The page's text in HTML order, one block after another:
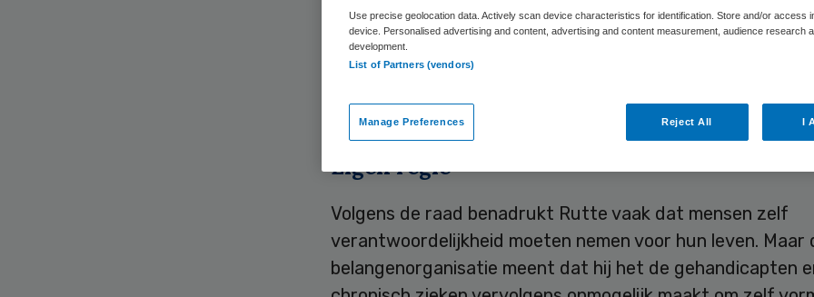
Gehandicapten en chronisch zieken zijn extra de dupe van
bezuinigingen van het kabinet. Dat heeft de CG-Raad, die
premier Rutte geschreven.
Eigen regie
Volgens de raad benadrukt Rutte vaak dat mensen zelf
verantwoordelijkheid moeten nemen voor hun leven. Maar
belangenorganisatie meent dat hij het de gehandicapten
Use precise geolocation data. Actively scan device characteristics for identification. Store and/or access
device. Personalised advertising and content, advertising and content measurement, audience research
development.
List of Partners (vendors)
Manage Preferences Reject All I